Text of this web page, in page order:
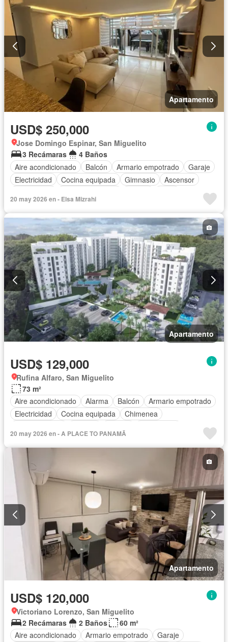
Apartamento
USD$ 250,000
Jose Domingo Espinar, San Miguelito
3 Recámaras
4 Baños
Aire acondicionado
Balcón Armario empotrado
Garaje
Electricidad
Cocina equipada Gimnasio
Ascensor
20 may 2026 en - Elsa Mizrahi
Apartamento
USD$ 129,000
Rufina Alfaro, San Miguelito
73 m²
Aire acondicionado
Alarma Balcón
Armario empotrado
Electricidad
Cocina equipada
Chimenea
Vista panorámica
Sauna Cuarto de servicio
20 may 2026 en - A PLACE TO PANAMÃ
Apartamento
USD$ 120,000
Victoriano Lorenzo, San Miguelito
2 Recámaras
2 Baños
60 m²
Aire acondicionado
Armario empotrado
Garaje